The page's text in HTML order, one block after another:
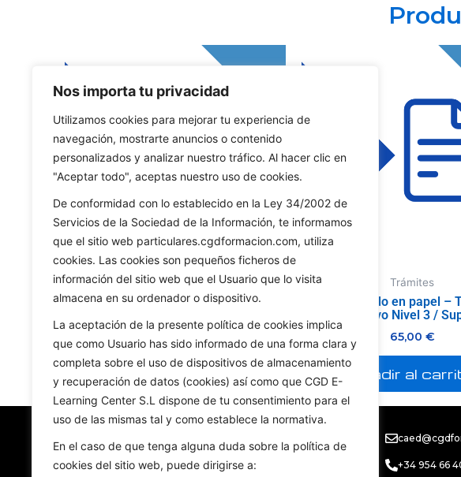
Nos importa tu privacidad
Utilizamos cookies para mejorar tu experiencia de
navegación, mostrarte anuncios o contenido
personalizados y analizar nuestro tráfico. Al hacer clic en
"Aceptar todo", aceptas nuestro uso de cookies.
De conformidad con lo establecido en la Ley 34/2002 de
Servicios de la Sociedad de la Información, te informamos
que el sitio web particulares.cgdformacion.com, utiliza
cookies. Las cookies son pequeños ficheros de
información del sitio web que el Usuario que lo visita
almacena en su ordenador o dispositivo.
La aceptación de la presente política de cookies implica
que como Usuario has sido informado de una forma clara y
completa sobre el uso de dispositivos de almacenamiento
y recuperación de datos (cookies) así como que CGD E-
Learning Center S.L dispone de tu consentimiento para el
uso de las mismas tal y como establece la normativa.
En el caso de que tenga alguna duda sobre la política de
cookies del sitio web, puede dirigirse a:
Trámites
Certificado en papel – Pruebas de
Valorado
0
de
30,00 €
Añadir al carrito
Trámites
Certificado en papel –
Deportivo Nivel 3 /
Valorado
0
65,00 €
Añadir al
+34 954 66